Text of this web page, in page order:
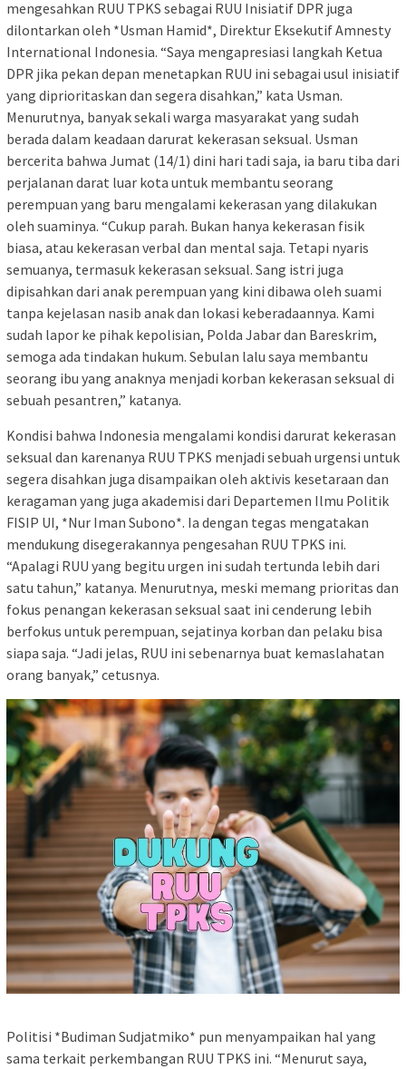
mengesahkan RUU TPKS sebagai RUU Inisiatif DPR juga
dilontarkan oleh *Usman Hamid*, Direktur Eksekutif Amnesty
International Indonesia. “Saya mengapresiasi langkah Ketua
DPR jika pekan depan menetapkan RUU ini sebagai usul inisiatif
yang diprioritaskan dan segera disahkan,” kata Usman.
Menurutnya, banyak sekali warga masyarakat yang sudah
berada dalam keadaan darurat kekerasan seksual. Usman
bercerita bahwa Jumat (14/1) dini hari tadi saja, ia baru tiba dari
perjalanan darat luar kota untuk membantu seorang
perempuan yang baru mengalami kekerasan yang dilakukan
oleh suaminya. “Cukup parah. Bukan hanya kekerasan fisik
biasa, atau kekerasan verbal dan mental saja. Tetapi nyaris
semuanya, termasuk kekerasan seksual. Sang istri juga
dipisahkan dari anak perempuan yang kini dibawa oleh suami
tanpa kejelasan nasib anak dan lokasi keberadaannya. Kami
sudah lapor ke pihak kepolisian, Polda Jabar dan Bareskrim,
semoga ada tindakan hukum. Sebulan lalu saya membantu
seorang ibu yang anaknya menjadi korban kekerasan seksual di
sebuah pesantren,” katanya.
Kondisi bahwa Indonesia mengalami kondisi darurat kekerasan
seksual dan karenanya RUU TPKS menjadi sebuah urgensi untuk
segera disahkan juga disampaikan oleh aktivis kesetaraan dan
keragaman yang juga akademisi dari Departemen Ilmu Politik
FISIP UI, *Nur Iman Subono*. Ia dengan tegas mengatakan
mendukung disegerakannya pengesahan RUU TPKS ini.
“Apalagi RUU yang begitu urgen ini sudah tertunda lebih dari
satu tahun,” katanya. Menurutnya, meski memang prioritas dan
fokus penangan kekerasan seksual saat ini cenderung lebih
berfokus untuk perempuan, sejatinya korban dan pelaku bisa
siapa saja. “Jadi jelas, RUU ini sebenarnya buat kemaslahatan
orang banyak,” cetusnya.
Politisi *Budiman Sudjatmiko* pun menyampaikan hal yang
sama terkait perkembangan RUU TPKS ini. “Menurut saya,